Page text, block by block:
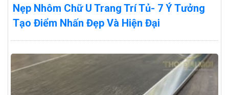
Nẹp Nhôm Chữ U Trang Trí Tủ- 7 Ý Tưởng
Tạo Điểm Nhấn Đẹp Và Hiện Đại